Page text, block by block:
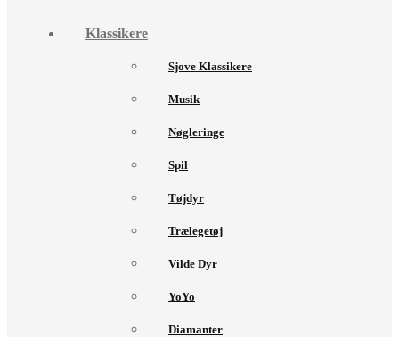
Klassikere
Sjove Klassikere
Musik
Nøgleringe
Spil
Tøjdyr
Trælegetøj
Vilde Dyr
YoYo
Diamanter